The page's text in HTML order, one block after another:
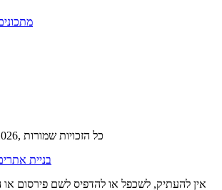
©FoodsDictionary 2026, כל הזכויות שמורות
בניית
אין להעתיק, לשכפל או להדפיס לשם פירסום